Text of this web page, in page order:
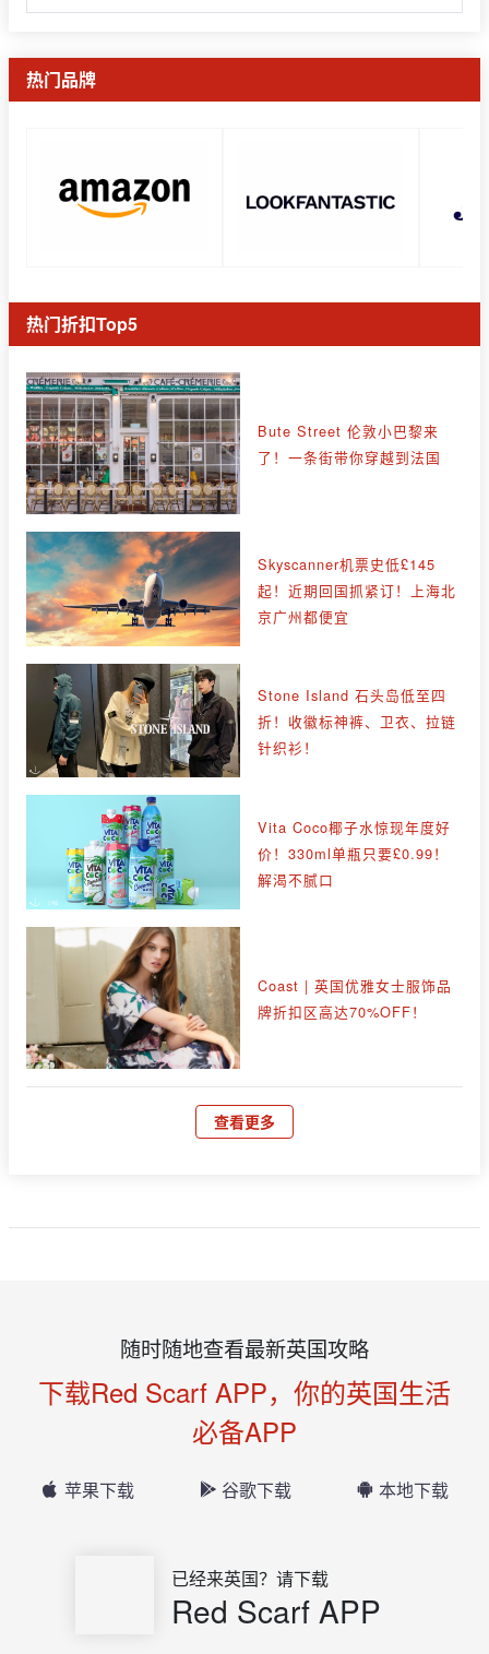
热门品牌
热门折扣Top5
Bute Street 伦敦小巴黎来
了！一条街带你穿越到法国
Skyscanner机票史低£145
起！近期回国抓紧订！上海北
京广州都便宜
Stone Island 石头岛低至四
折！收徽标神裤、卫衣、拉链
针织衫！
Vita Coco椰子水惊现年度好
价！330ml单瓶只要£0.99！
解渴不腻口
Coast | 英国优雅女士服饰品
牌折扣区高达70%OFF！
查看更多
随时随地查看最新英国攻略
下载Red Scarf APP，你的英国生活
必备APP
苹果下载 谷歌下载 本地下载
已经来英国？请下载
Red Scarf APP